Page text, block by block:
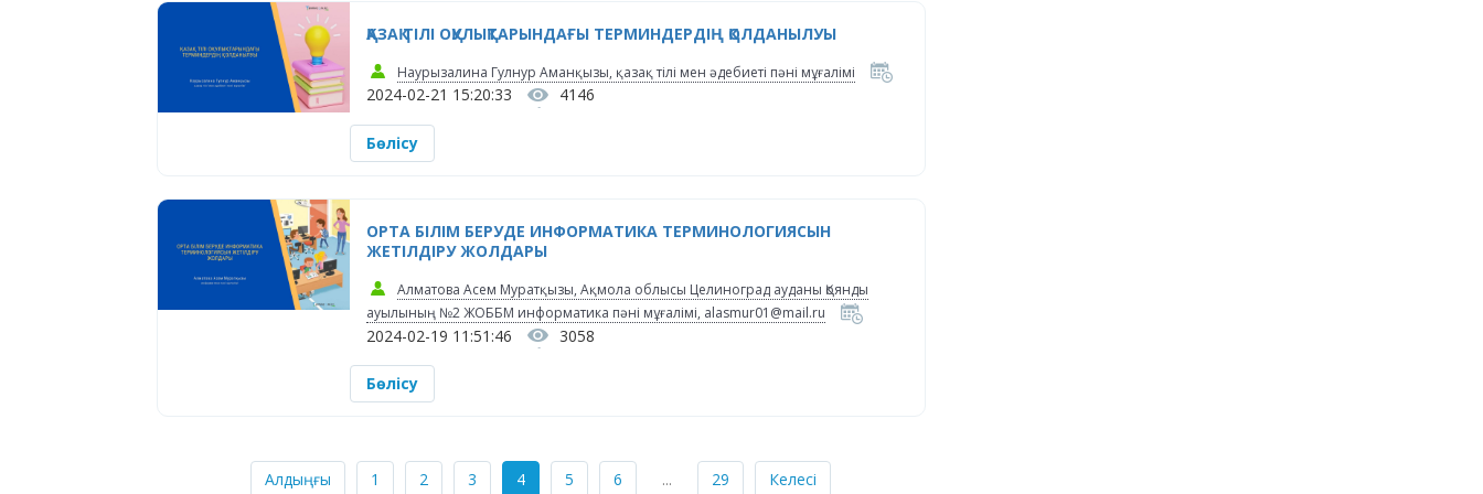
ҚАЗАҚ ТІЛІ ОҚУЛЫҚТАРЫНДАҒЫ ТЕРМИНДЕРДІҢ ҚОЛДАНЫЛУЫ
Наурызалина Гулнур Аманқызы, қазақ тілі мен әдебиеті пәні мұғалімі
2024-02-21 15:20:33 4146
Бөлісу
ОРТА БІЛІМ БЕРУДЕ ИНФОРМАТИКА ТЕРМИНОЛОГИЯСЫН
ЖЕТІЛДІРУ ЖОЛДАРЫ
Алматова Асем Муратқызы, Ақмола облысы Целиноград ауданы Қоянды
ауылының №2 ЖОББМ информатика пәні мұғалімі, alasmur01@mail.ru
2024-02-19 11:51:46 3058
Бөлісу
Алдыңғы 1 2 3 4 5 6 ... 29 Келесі